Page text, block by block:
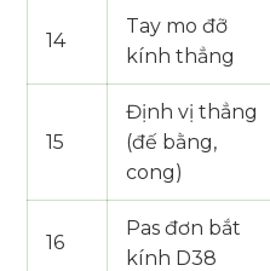
14
Tay mo đỡ
kính thẳng
15
Định vị thẳng
(đế bằng,
cong)
16
Pas đơn bắt
kính D38